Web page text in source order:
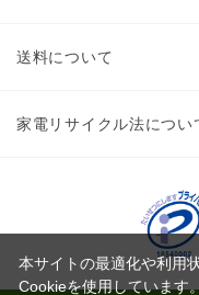
送料について
家電リサイクル法につい
本サイトの最適化や利用
Cookieを使用しています